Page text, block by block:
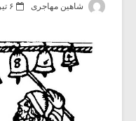
شاهین مهاجری ۶ تیر ۱۳۹۹